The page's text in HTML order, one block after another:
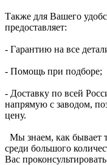
Также для Вашего
предоставляет:
- Гарантию на все
- Помощь при подборе;
- Доставку по всей
напрямую с заводом,
цену.
Мы знаем, как бывает
среди большого
Вас